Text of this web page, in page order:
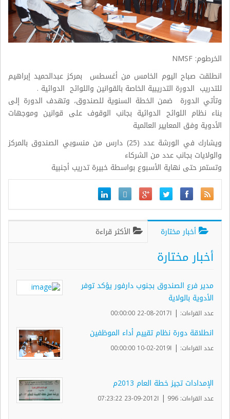
الخرطوم: NMSF
انطلقت صباح اليوم الخامس من أغسطس بمركز عبدالحميد إبراهيم
للتدريب الدورة التدريبية الخاصة بالقوانين واللوائح الدوائية .
وتأتي الدورة ضمن الخطة السنوية للصندوق، وتهدف الدورة إلى
بناء نظام اللوائح الدوائية بجانب الوقوف على قوانين وموجهات
الأدوية وفق المعايير العالمية
ويشارك في الورشة عدد (25) دارس من منسوبي الصندوق بالمركز
والولايات بجانب عدد من الشركاء
وتستمر حتى نهاية الأسبوع بواسطة خبيرة تدريب أجنبية
أخبار مختارة الأكثر قراءة
أخبار مختارة
مدير فرع الصندوق بجنوب دارفور يؤكد توفر
الأدوية بالولاية
عدد القراءات: | ا2017-08-22 00:00:00
انطلاقة دورة نظام تقييم أداء الموظفين
عدد القراءات: | ا2019-02-10 00:00:00
الإمدادات تجيز خطة العام 2013م
عدد القراءات: 996 | ا2012-09-23 07:23:22